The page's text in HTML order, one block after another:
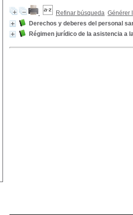
Refinar búsqueda Générer
Derechos y deberes del personal
Régimen jurídico de la asistencia a